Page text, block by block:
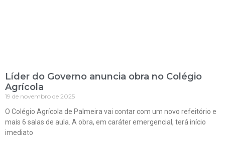
Líder do Governo anuncia obra no Colégio
Agrícola
19 de novembro de 2025
O Colégio Agrícola de Palmeira vai contar com um novo refeitório e
mais 6 salas de aula. A obra, em caráter emergencial, terá início
imediato